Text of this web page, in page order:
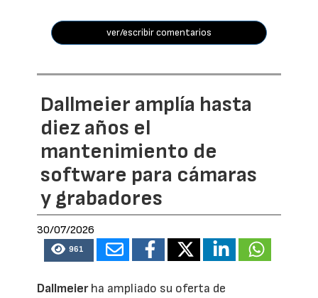
ver/escribir comentarios
Dallmeier amplía hasta
diez años el
mantenimiento de
software para cámaras
y grabadores
30/07/2026
961
Dallmeierha ampliado su oferta de